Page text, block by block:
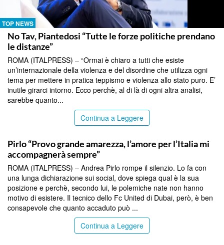
TOP NEWS
No Tav, Piantedosi “Tutte le forze politiche prendano
le distanze”
ROMA (ITALPRESS) – “Ormai è chiaro a tutti che esiste
un’internazionale della violenza e del disordine che utilizza ogni
tema per mettere in pratica teppismo e violenza allo stato puro. E’
inutile girarci intorno. Ecco perchè, al di là di ogni altra analisi,
sarebbe quanto...
Continua a Leggere
Pirlo “Provo grande amarezza, l’amore per l’Italia mi
accompagnerà sempre”
ROMA (ITALPRESS) – Andrea Pirlo rompe il silenzio. Lo fa con
una lunga dichiarazione sui social, dove spiega qual è la sua
posizione e perchè, secondo lui, le polemiche nate non hanno
motivo di esistere. Il tecnico dello Fc United di Dubai, però, è ben
consapevole che quanto accaduto può ...
Continua a Leggere